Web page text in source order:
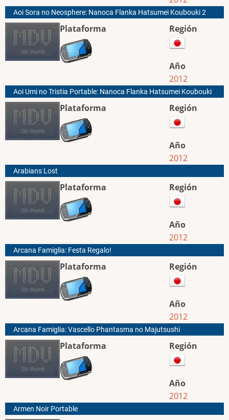
Aoi Sora no Neosphere: Nanoca Flanka Hatsumei Koubouki 2
Plataforma Región
Año
2012
Aoi Umi no Tristia Portable: Nanoca Flanka Hatsumei Koubouki
Plataforma Región
Año
2012
Arabians Lost
Plataforma Región
Año
2012
Arcana Famiglia: Festa Regalo!
Plataforma Región
Año
2012
Arcana Famiglia: Vascello Phantasma no Majutsushi
Plataforma Región
Año
2012
Armen Noir Portable